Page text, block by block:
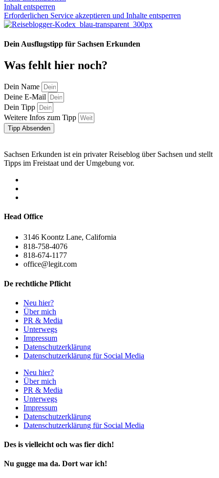
Inhalt entsperren
Erforderlichen Service akzeptieren und Inhalte entsperren
Dein Ausflugstipp für Sachsen Erkunden
Was fehlt hier noch?
Dein Name
Deine E-Mail
Dein Tipp
Weitere Infos zum Tipp
Tipp Absenden
Sachsen Erkunden ist ein privater Reiseblog über Sachsen und stellt
Tipps im Freistaat und der Umgebung vor.
Head Office
3146 Koontz Lane, California
818-758-4076
818-674-1177
office@legit.com
De rechtliche Pflicht
Neu hier?
Über mich
PR & Media
Unterwegs
Impressum
Datenschutzerklärung
Datenschutzerklärung für Social Media
Neu hier?
Über mich
PR & Media
Unterwegs
Impressum
Datenschutzerklärung
Datenschutzerklärung für Social Media
Des is vielleicht och was fier dich!
Nu gugge ma da. Dort war ich!